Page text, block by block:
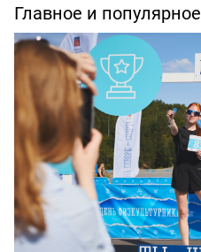
Главное и популярное